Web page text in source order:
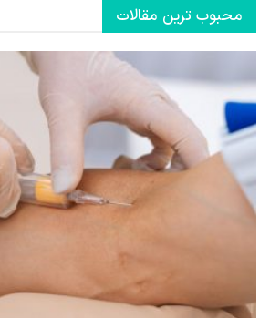
محبوب ترین مقالات